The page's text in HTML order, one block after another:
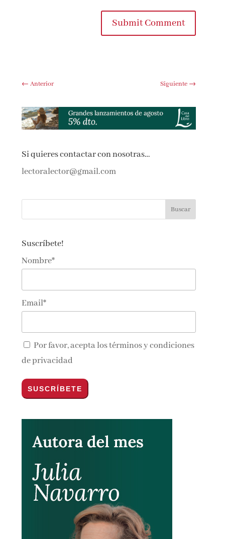
Submit Comment
←Anterior Siguiente→
Si quieres contactar con nosotras…
lectoralector@gmail.com
Suscríbete!
Nombre*
Email*
Por favor, acepta lostérminos y condiciones
de privacidad